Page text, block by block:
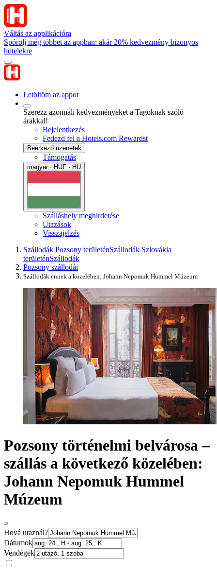
Váltás az applikációra
Spórolj még többet az appban: akár 20% kedvezmény bizonyos
hotelekre
Letöltöm az appot
Szerezz azonnali kedvezményeket a Tagoknak szóló
árakkal!
Bejelentkezés
Fedezd fel a Hotels.com Rewardst
Beérkező üzenetek
Támogatás
magyar · HUF · HU
Szálláshely meghirdetése
Utazások
Visszajelzés
Szállodák Pozsony területénSzállodák Szlovákia
területénSzállodák
Pozsony szállodái
Szállodák ennek a közelében: Johann Nepomuk Hummel Múzeum
Pozsony történelmi belvárosa –
szállás a következő közelében:
Johann Nepomuk Hummel
Múzeum
Hová utaznál?
Dátumok
Vendégek